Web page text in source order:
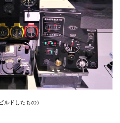
ルドしたもの）